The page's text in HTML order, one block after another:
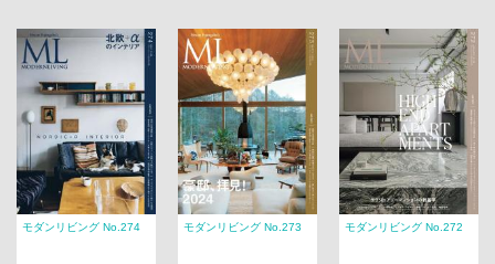
モダンリビング No.274 モダンリビング No.273 モダンリビング No.272